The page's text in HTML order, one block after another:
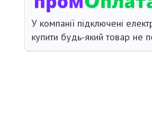
У компанії підключені
купити будь-який товар не